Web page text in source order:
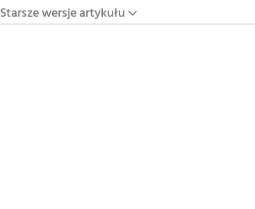
Starsze wersje artykułu